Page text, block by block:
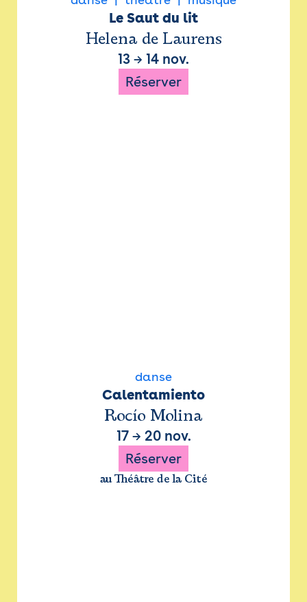
Le Saut du lit
Helena de Laurens
13 → 14 nov.
Réserver
danse
Calentamiento
Rocío Molina
17→ 20 nov.
Réserver
au Théâtre de la Cité